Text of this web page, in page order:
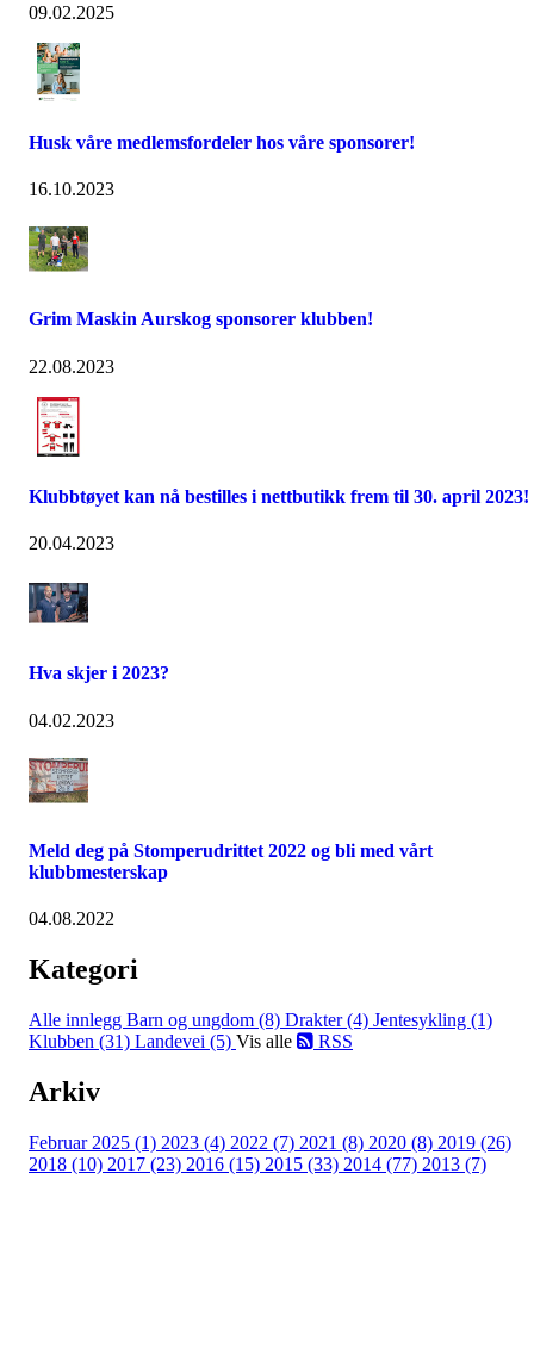
09.02.2025
Husk våre medlemsfordeler hos våre sponsorer!
16.10.2023
Grim Maskin Aurskog sponsorer klubben!
22.08.2023
Klubbtøyet kan nå bestilles i nettbutikk frem til 30. april 2023!
20.04.2023
Hva skjer i 2023?
04.02.2023
Meld deg på Stomperudrittet 2022 og bli med vårt
klubbmesterskap
04.08.2022
Kategori
Alle innlegg Barn og ungdom (8) Drakter (4) Jentesykling (1)
Klubben (31) Landevei (5) Vis alle RSS
Arkiv
Februar 2025 (1) 2023 (4) 2022 (7) 2021 (8) 2020 (8) 2019 (26)
2018 (10) 2017 (23) 2016 (15) 2015 (33) 2014 (77) 2013 (7)